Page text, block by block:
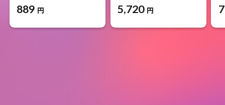
889 円 5,720 円